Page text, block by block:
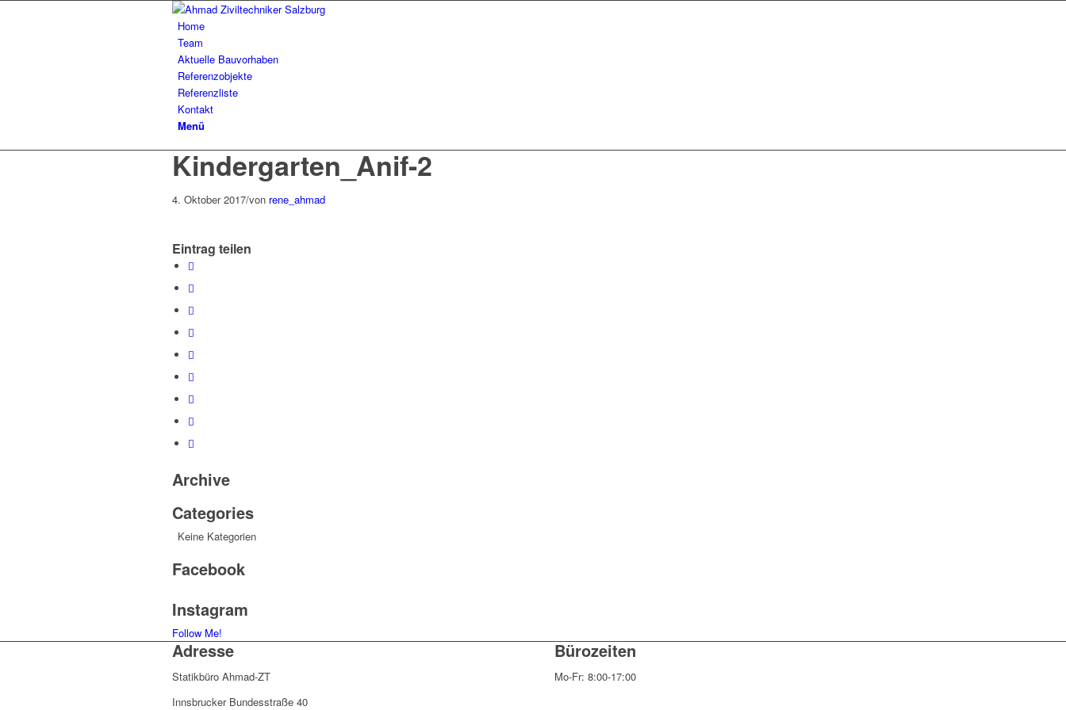
Home
Team
Aktuelle Bauvorhaben
Referenzobjekte
Referenzliste
Kontakt
Menü
Kindergarten_Anif-2
4. Oktober 2017/von rene_ahmad
Eintrag teilen
Archive
Categories
Keine Kategorien
Facebook
Instagram
Follow Me!
Adresse
Statikbüro Ahmad-ZT
Innsbrucker Bundesstraße 40
Bürozeiten
Mo-Fr: 8:00-17:00